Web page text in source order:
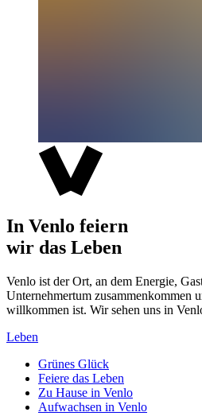
In Venlo feiern
wir das Leben
Venlo ist der Ort, an dem Energie,
Unternehmertum zusammenkommen
willkommen ist. Wir sehen uns in
Leben
Grünes Glück
Feiere das Leben
Zu Hause in Venlo
Aufwachsen in Venlo